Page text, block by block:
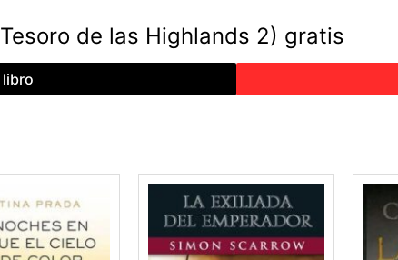
de las Highlands 2) gratis
libro